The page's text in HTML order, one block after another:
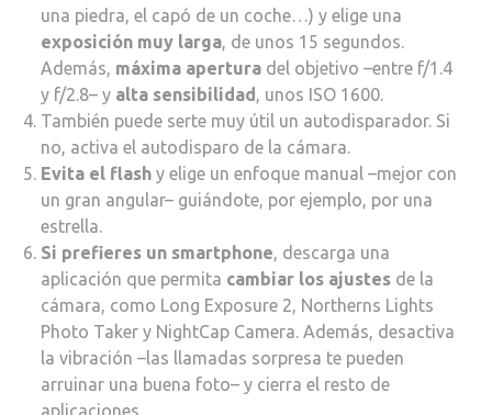
una piedra, el capó de un coche…) y elige una
exposición muy larga, de unos 15 segundos.
Además, máxima apertura del objetivo –entre f/1.4
y f/2.8– y alta sensibilidad, unos ISO 1600.
También puede serte muy útil un autodisparador. Si
no, activa el autodisparo de la cámara.
Evita el flash y elige un enfoque manual –mejor con
un gran angular– guiándote, por ejemplo, por una
estrella.
Si prefieres un smartphone, descarga una
aplicación que permita cambiar los ajustes de la
cámara, como Long Exposure 2, Northerns Lights
Photo Taker y NightCap Camera. Además, desactiva
la vibración –las llamadas sorpresa te pueden
arruinar una buena foto– y cierra el resto de
aplicaciones.